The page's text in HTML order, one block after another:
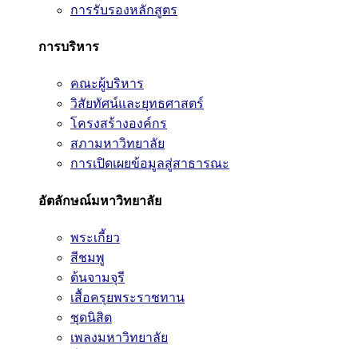
การรับรองหลักสูตร
การบริหาร
คณะผู้บริหาร
วิสัยทัศน์และยุทธศาสตร์
โครงสร้างองค์กร
สภามหาวิทยาลัย
การเปิดเผยข้อมูลสู่สาธารณะ
อัตลักษณ์มหาวิทยาลัย
พระเกี้ยว
สีชมพู
ต้นจามจุรี
เสื้อครุยพระราชทาน
ชุดนิสิต
เพลงมหาวิทยาลัย